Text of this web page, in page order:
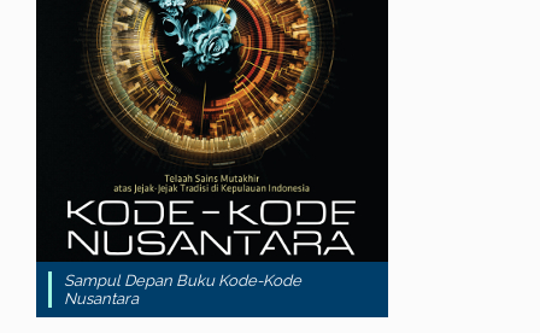
Sampul Depan Buku Kode-Kode
Nusantara